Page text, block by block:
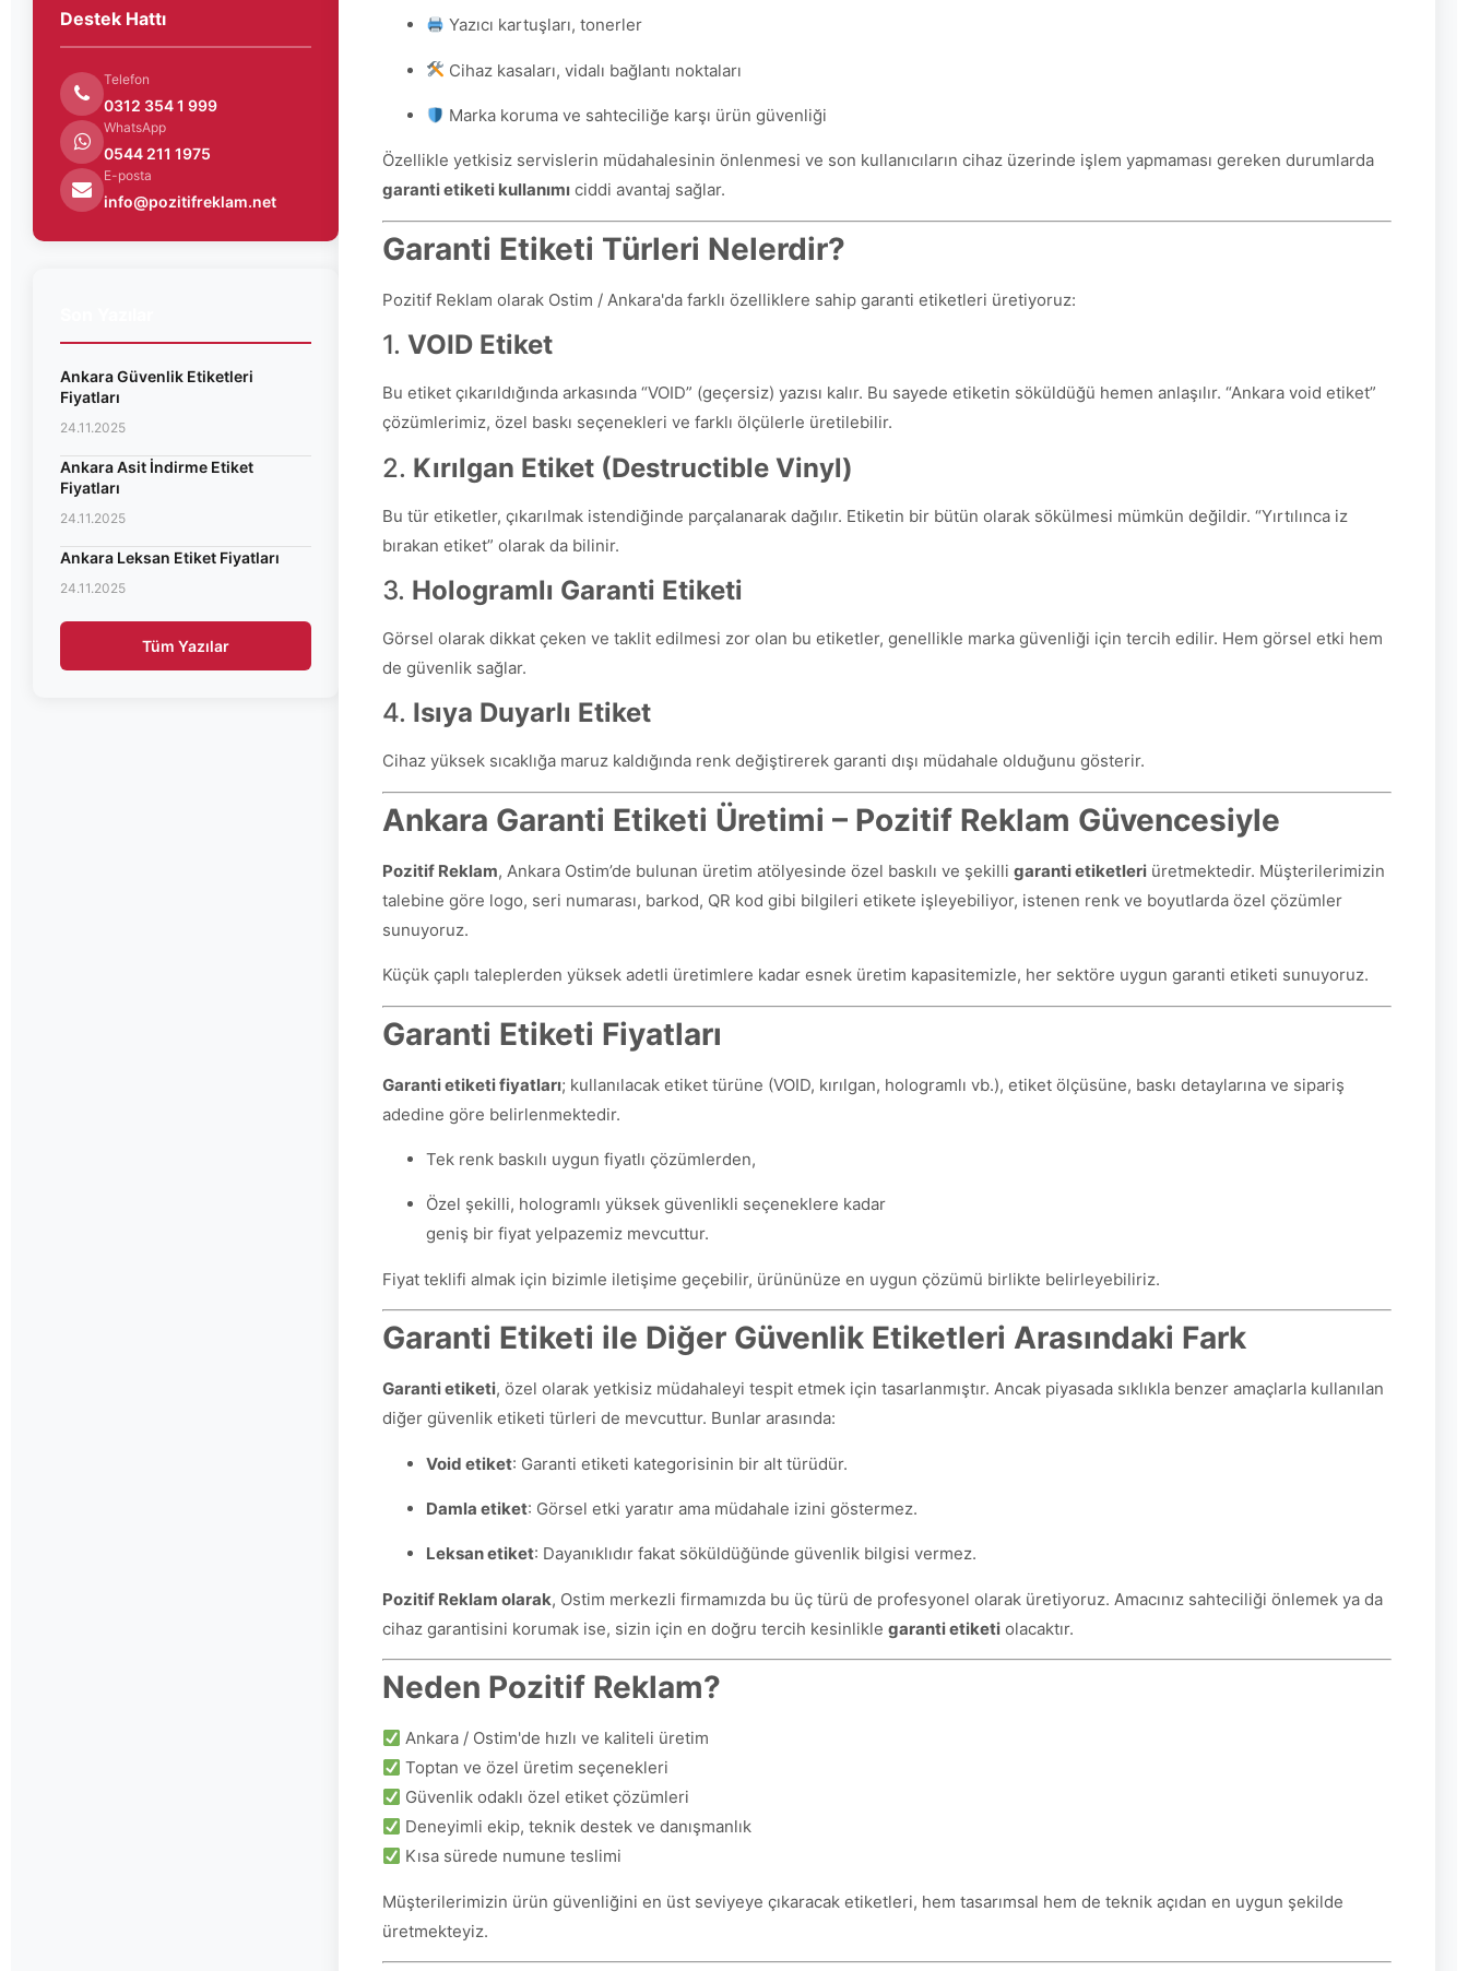
Destek Hattı
Telefon
0312 354 1 999
WhatsApp
0544 211 1975
E-posta
info@pozitifreklam.net
Ankara Güvenlik Etiketleri
Fiyatları
24.11.2025
Ankara Asit İndirme Etiket
Fiyatları
24.11.2025
Ankara Leksan Etiket Fiyatları
24.11.2025
Tüm Yazılar
Yazıcı kartuşları, tonerler
Cihaz kasaları, vidalı bağlantı noktaları
Marka koruma ve sahteciliğe karşı ürün güvenliği
Özellikle yetkisiz servislerin müdahalesinin önlenmesi ve son kullanıcıların cihaz üzerinde işlem yapmaması gereken durumlarda
garanti etiketi kullanımı ciddi avantaj sağlar.
Garanti Etiketi Türleri Nelerdir?
Pozitif Reklam olarak Ostim / Ankara'da farklı özelliklere sahip garanti etiketleri üretiyoruz:
1. VOID Etiket
Bu etiket çıkarıldığında arkasında “VOID” (geçersiz) yazısı kalır. Bu sayede etiketin söküldüğü hemen anlaşılır. “Ankara void etiket”
çözümlerimiz, özel baskı seçenekleri ve farklı ölçülerle üretilebilir.
2. Kırılgan Etiket (Destructible Vinyl)
Bu tür etiketler, çıkarılmak istendiğinde parçalanarak dağılır. Etiketin bir bütün olarak sökülmesi mümkün değildir. “Yırtılınca iz
bırakan etiket” olarak da bilinir.
3. Hologramlı Garanti Etiketi
Görsel olarak dikkat çeken ve taklit edilmesi zor olan bu etiketler, genellikle marka güvenliği için tercih edilir. Hem görsel etki hem
de güvenlik sağlar.
4. Isıya Duyarlı Etiket
Cihaz yüksek sıcaklığa maruz kaldığında renk değiştirerek garanti dışı müdahale olduğunu gösterir.
Ankara Garanti Etiketi Üretimi – Pozitif Reklam Güvencesiyle
Pozitif Reklam, Ankara Ostim’de bulunan üretim atölyesinde özel baskılı ve şekilli garanti etiketleri üretmektedir. Müşterilerimizin
talebine göre logo, seri numarası, barkod, QR kod gibi bilgileri etikete işleyebiliyor, istenen renk ve boyutlarda özel çözümler
sunuyoruz.
Küçük çaplı taleplerden yüksek adetli üretimlere kadar esnek üretim kapasitemizle, her sektöre uygun garanti etiketi sunuyoruz.
Garanti Etiketi Fiyatları
Garanti etiketi fiyatları; kullanılacak etiket türüne (VOID, kırılgan, hologramlı vb.), etiket ölçüsüne, baskı detaylarına ve sipariş
adedine göre belirlenmektedir.
Tek renk baskılı uygun fiyatlı çözümlerden,
Özel şekilli, hologramlı yüksek güvenlikli seçeneklere kadar
geniş bir fiyat yelpazemiz mevcuttur.
Fiyat teklifi almak için bizimle iletişime geçebilir, ürününüze en uygun çözümü birlikte belirleyebiliriz.
Garanti Etiketi ile Diğer Güvenlik Etiketleri Arasındaki Fark
Garanti etiketi, özel olarak yetkisiz müdahaleyi tespit etmek için tasarlanmıştır. Ancak piyasada sıklıkla benzer amaçlarla kullanılan
diğer güvenlik etiketi türleri de mevcuttur. Bunlar arasında:
Void etiket: Garanti etiketi kategorisinin bir alt türüdür.
Damla etiket: Görsel etki yaratır ama müdahale izini göstermez.
Leksan etiket: Dayanıklıdır fakat söküldüğünde güvenlik bilgisi vermez.
Pozitif Reklam olarak, Ostim merkezli firmamızda bu üç türü de profesyonel olarak üretiyoruz. Amacınız sahteciliği önlemek ya da
cihaz garantisini korumak ise, sizin için en doğru tercih kesinlikle garanti etiketi olacaktır.
Neden Pozitif Reklam?
Ankara / Ostim'de hızlı ve kaliteli üretim
Toptan ve özel üretim seçenekleri
Güvenlik odaklı özel etiket çözümleri
Deneyimli ekip, teknik destek ve danışmanlık
Kısa sürede numune teslimi
Müşterilerimizin ürün güvenliğini en üst seviyeye çıkaracak etiketleri, hem tasarımsal hem de teknik açıdan en uygun şekilde
üretmekteyiz.